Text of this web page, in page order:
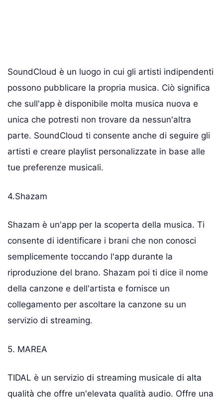
SoundCloud è un luogo in cui gli artisti indipendenti
possono pubblicare la propria musica. Ciò significa
che sull'app è disponibile molta musica nuova e
unica che potresti non trovare da nessun'altra
parte. SoundCloud ti consente anche di seguire gli
artisti e creare playlist personalizzate in base alle
tue preferenze musicali.
4.Shazam
Shazam è un'app per la scoperta della musica. Ti
consente di identificare i brani che non conosci
semplicemente toccando l'app durante la
riproduzione del brano. Shazam poi ti dice il nome
della canzone e dell'artista e fornisce un
collegamento per ascoltare la canzone su un
servizio di streaming.
5. MAREA
TIDAL è un servizio di streaming musicale di alta
qualità che offre un'elevata qualità audio. Offre una